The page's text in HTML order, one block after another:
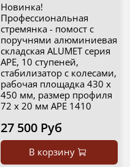
Новинка!
Профессиональная
стремянка - помост с
поручнями алюминиевая
складская ALUMET серия
APE, 10 ступеней,
стабилизатор с колесами,
рабочая площадка 430 х
450 мм, размер профиля
72 х 20 мм APE 1410
27 500 Руб
В корзину